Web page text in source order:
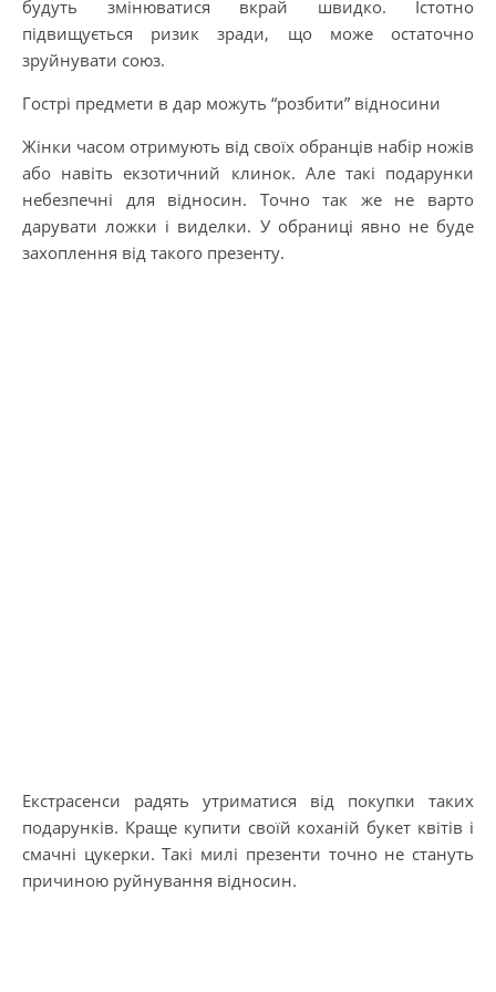
будуть змінюватися вкрай швидко. Істотно
підвищується ризик зради, що може остаточно
зруйнувати союз.
Гострі предмети в дар можуть “розбити” відносини
Жінки часом отримують від своїх обранців набір ножів
або навіть екзотичний клинок. Але такі подарунки
небезпечні для відносин. Точно так же не варто
дарувати ложки і виделки. У обраниці явно не буде
захоплення від такого презенту.
Екстрасенси радять утриматися від покупки таких
подарунків. Краще купити своїй коханій букет квітів і
смачні цукерки. Такі милі презенти точно не стануть
причиною руйнування відносин.